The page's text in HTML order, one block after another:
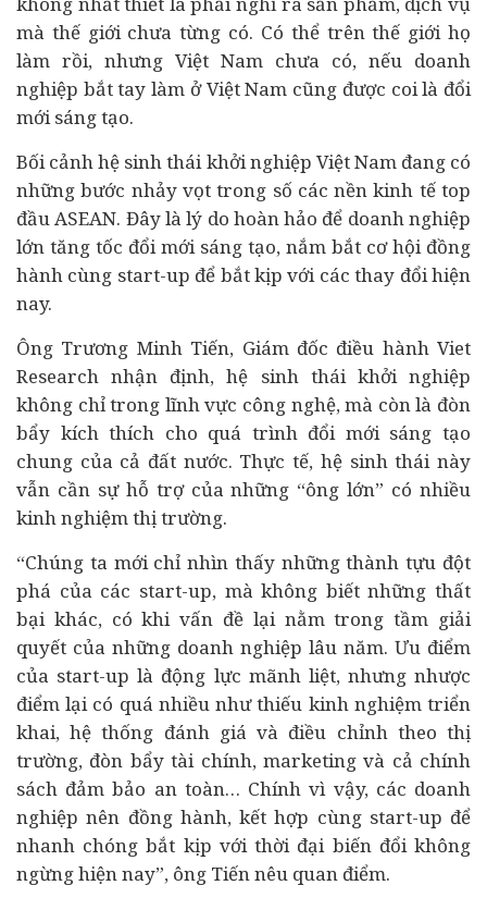
mà thế giới chưa từng có. Có thể trên thế giới họ
làm rồi, nhưng Việt Nam chưa có, nếu doanh
nghiệp bắt tay làm ở Việt Nam cũng được coi là đổi
mới sáng tạo.
Bối cảnh hệ sinh thái khởi nghiệp Việt Nam đang có
những bước nhảy vọt trong số các nền kinh tế top
đầu ASEAN. Đây là lý do hoàn hảo để doanh nghiệp
lớn tăng tốc đổi mới sáng tạo, nắm bắt cơ hội đồng
hành cùng start-up để bắt kịp với các thay đổi hiện
nay.
Ông Trương Minh Tiến, Giám đốc điều hành Viet
Research nhận định, hệ sinh thái khởi nghiệp
không chỉ trong lĩnh vực công nghệ, mà còn là đòn
bẩy kích thích cho quá trình đổi mới sáng tạo
chung của cả đất nước. Thực tế, hệ sinh thái này
vẫn cần sự hỗ trợ của những “ông lớn” có nhiều
kinh nghiệm thị trường.
“Chúng ta mới chỉ nhìn thấy những thành tựu đột
phá của các start-up, mà không biết những thất
bại khác, có khi vấn đề lại nằm trong tầm giải
quyết của những doanh nghiệp lâu năm. Ưu điểm
của start-up là động lực mãnh liệt, nhưng nhược
điểm lại có quá nhiều như thiếu kinh nghiệm triển
khai, hệ thống đánh giá và điều chỉnh theo thị
trường, đòn bẩy tài chính, marketing và cả chính
sách đảm bảo an toàn… Chính vì vậy, các doanh
nghiệp nên đồng hành, kết hợp cùng start-up để
nhanh chóng bắt kịp với thời đại biến đổi không
ngừng hiện nay”, ông Tiến nêu quan điểm.